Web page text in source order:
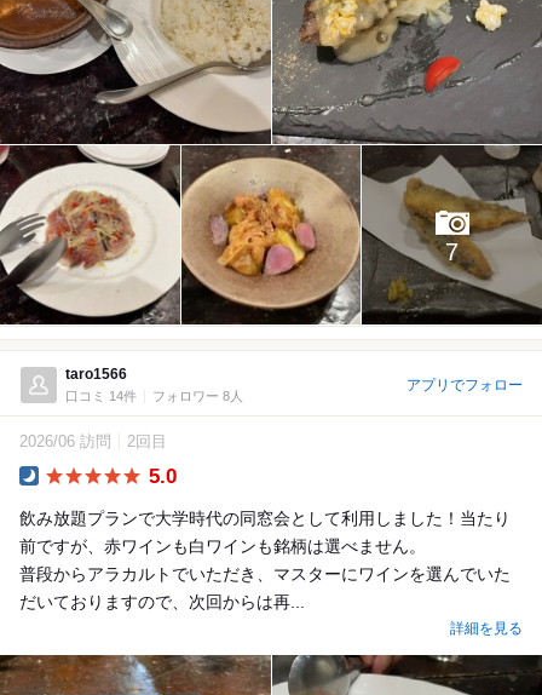
7
taro1566
口コミ 14件 フォロワー 8人
アプリでフォロー
2026/06 訪問 2回目
5.0
飲み放題プランで大学時代の同窓会として利用しました！当たり
前ですが、赤ワインも白ワインも銘柄は選べません。
普段からアラカルトでいただき、マスターにワインを選んでいた
だいておりますので、次回からは再...
詳細を見る